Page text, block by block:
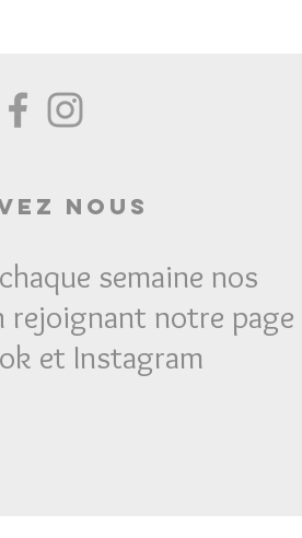
Nous
semaine nos
rejoignant notre page
et Instagram